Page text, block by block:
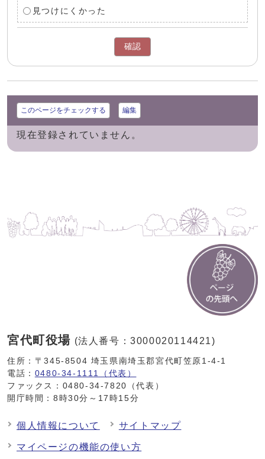
見つけにくかった
確認
このページをチェックする 編集
現在登録されていません。
宮代町役場 (法人番号：3000020114421)
住所：〒345-8504 埼玉県南埼玉郡宮代町笠原1-4-1
電話： 0480-34-1111（代表）
ファックス：0480-34-7820（代表）
開庁時間：8時30分～17時15分
個人情報について サイトマップ
マイページの機能の使い方